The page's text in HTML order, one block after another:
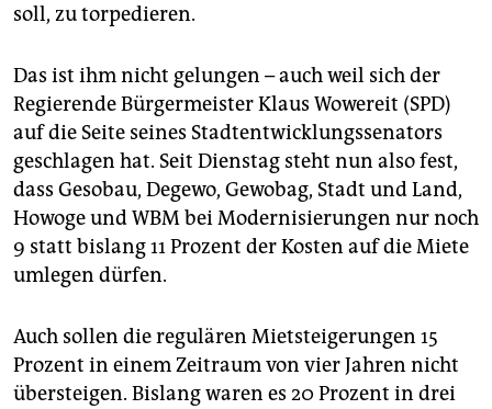
soll, zu torpedieren.
Das ist ihm nicht gelungen – auch weil sich der
Regierende Bürgermeister Klaus Wowereit (SPD)
auf die Seite seines Stadtentwicklungssenators
geschlagen hat. Seit Dienstag steht nun also fest,
dass Gesobau, Degewo, Gewobag, Stadt und Land,
Howoge und WBM bei Modernisierungen nur noch
9 statt bislang 11 Prozent der Kosten auf die Miete
umlegen dürfen.
Auch sollen die regulären Mietsteigerungen 15
Prozent in einem Zeitraum von vier Jahren nicht
übersteigen. Bislang waren es 20 Prozent in drei